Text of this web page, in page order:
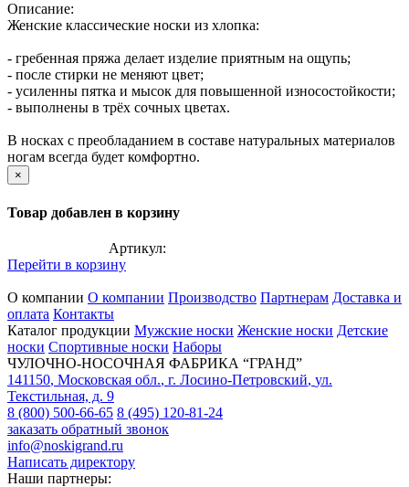
Описание:
Женские классические носки из хлопка:
- гребенная пряжа делает изделие приятным на ощупь;
- после стирки не меняют цвет;
- усиленны пятка и мысок для повышенной износостойкости;
- выполнены в трёх сочных цветах.
В носках с преобладанием в составе натуральных материалов
ногам всегда будет комфортно.
×
Товар добавлен в корзину
Артикул:
Перейти в корзину
О компании О компании Производство Партнерам Доставка и
оплата Контакты
Каталог продукции Мужские носки Женские носки Детские
носки Спортивные носки Наборы
ЧУЛОЧНО-НОСОЧНАЯ ФАБРИКА “ГРАНД”
141150, Московская обл., г. Лосино-Петровский, ул.
Текстильная, д. 9
8 (800) 500-66-65 8 (495) 120-81-24
заказать обратный звонок
info@noskigrand.ru
Написать директору
Наши партнеры: